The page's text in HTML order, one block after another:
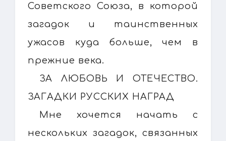
Советского Союза, в которой
загадок и таинственных
ужасов куда больше, чем в
прежние века.
ЗА ЛЮБОВЬ И ОТЕЧЕСТВО.
ЗАГАДКИ РУССКИХ НАГРАД
Мне хочется начать с
нескольких загадок, связанных